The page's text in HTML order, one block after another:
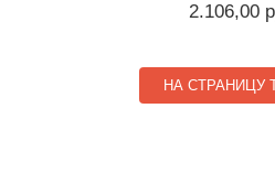
2.106,00
НА СТРАНИЦУ